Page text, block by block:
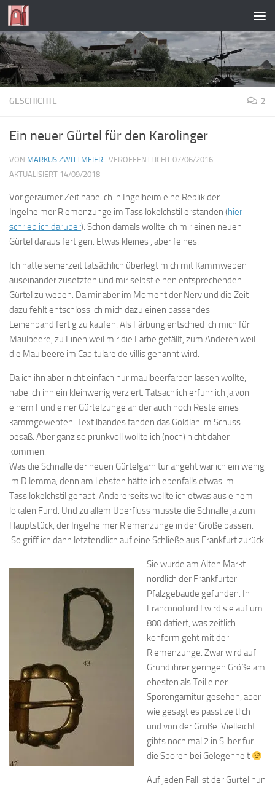
Zum Inhalt springen
GESCHICHTE 2
Ein neuer Gürtel für den Karolinger
VON MARKUS ZWITTMEIER · VERÖFFENTLICHT 07/06/2016 ·
AKTUALISIERT 14/09/2018
Vor geraumer Zeit habe ich in Ingelheim eine Replik der
Ingelheimer Riemenzunge im Tassilokelchstil erstanden (hier
schrieb ich darüber). Schon damals wollte ich mir einen neuen
Gürtel daraus fertigen. Etwas kleines , aber feines.
Ich hatte seinerzeit tatsächlich überlegt mich mit Kammweben
auseinander zusetzten und mir selbst einen entsprechenden
Gürtel zu weben. Da mir aber im Moment der Nerv und die Zeit
dazu fehlt entschloss ich mich dazu einen passendes
Leinenband fertig zu kaufen. Als Färbung entschied ich mich für
Maulbeere, zu Einen weil mir die Farbe gefällt, zum Anderen weil
die Maulbeere im Capitulare de villis genannt wird.
Da ich ihn aber nicht einfach nur maulbeerfarben lassen wollte,
habe ich ihn ein kleinwenig verziert. Tatsächlich erfuhr ich ja von
einem Fund einer Gürtelzunge an der auch noch Reste eines
kammgewebten Textilbandes fanden das Goldlan im Schuss
besaß. Aber ganz so prunkvoll wollte ich (noch) nicht daher
kommen.
Was die Schnalle der neuen Gürtelgarnitur angeht war ich ein wenig
im Dilemma, denn am liebsten hätte ich ebenfalls etwas im
Tassilokelchstil gehabt. Andererseits wollte ich etwas aus einem
lokalen Fund. Und zu allem Überfluss musste die Schnalle ja zum
Hauptstück, der Ingelheimer Riemenzunge in der Größe passen.
So griff ich dann letztendlich auf eine Schließe aus Frankfurt zurück.
Sie wurde am Alten Markt
nördlich der Frankfurter
Pfalzgebäude gefunden. In
Franconofurd I wird sie auf um
800 datiert, was zeitlich
konform geht mit der
Riemenzunge. Zwar wird auf
Grund ihrer geringen Größe am
ehesten als Teil einer
Sporengarnitur gesehen, aber
wie gesagt es passt zeitlich
und von der Größe. Vielleicht
gibts noch mal 2 in Silber für
die Sporen bei Gelegenheit
Auf jeden Fall ist der Gürtel nun